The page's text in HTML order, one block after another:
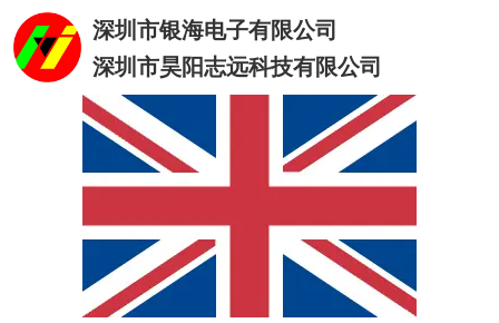
深圳市银海电子有限公司
深圳市昊阳志远科技有限公司